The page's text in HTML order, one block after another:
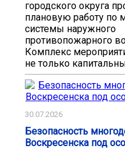
городского округа
плановую работу по
системы наружного
противопожарного
Комплекс
не только
30.07.2026
Безопасность
Воскресенска под